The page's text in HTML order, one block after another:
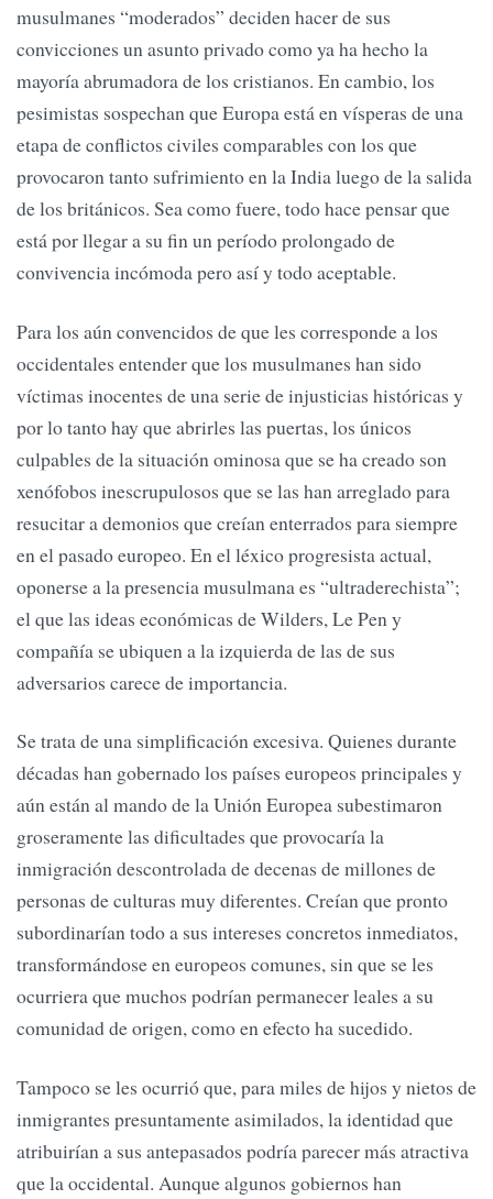
musulmanes “moderados” deciden hacer de sus
convicciones un asunto privado como ya ha hecho la
mayoría abrumadora de los cristianos. En cambio, los
pesimistas sospechan que Europa está en vísperas de una
etapa de conflictos civiles comparables con los que
provocaron tanto sufrimiento en la India luego de la salida
de los británicos. Sea como fuere, todo hace pensar que
está por llegar a su fin un período prolongado de
convivencia incómoda pero así y todo aceptable.
Para los aún convencidos de que les corresponde a los
occidentales entender que los musulmanes han sido
víctimas inocentes de una serie de injusticias históricas y
por lo tanto hay que abrirles las puertas, los únicos
culpables de la situación ominosa que se ha creado son
xenófobos inescrupulosos que se las han arreglado para
resucitar a demonios que creían enterrados para siempre
en el pasado europeo. En el léxico progresista actual,
oponerse a la presencia musulmana es “ultraderechista”;
el que las ideas económicas de Wilders, Le Pen y
compañía se ubiquen a la izquierda de las de sus
adversarios carece de importancia.
Se trata de una simplificación excesiva. Quienes durante
décadas han gobernado los países europeos principales y
aún están al mando de la Unión Europea subestimaron
groseramente las dificultades que provocaría la
inmigración descontrolada de decenas de millones de
personas de culturas muy diferentes. Creían que pronto
subordinarían todo a sus intereses concretos inmediatos,
transformándose en europeos comunes, sin que se les
ocurriera que muchos podrían permanecer leales a su
comunidad de origen, como en efecto ha sucedido.
Tampoco se les ocurrió que, para miles de hijos y nietos de
inmigrantes presuntamente asimilados, la identidad que
atribuirían a sus antepasados podría parecer más atractiva
que la occidental. Aunque algunos gobiernos han